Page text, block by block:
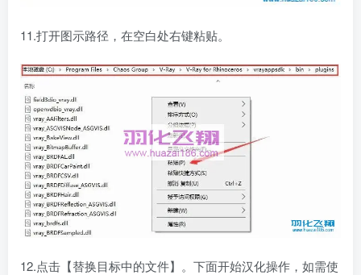
11.打开图示路径，在空白处右键粘贴。
12.点击【替换目标中的文件】。下面开始汉化操作，如需使